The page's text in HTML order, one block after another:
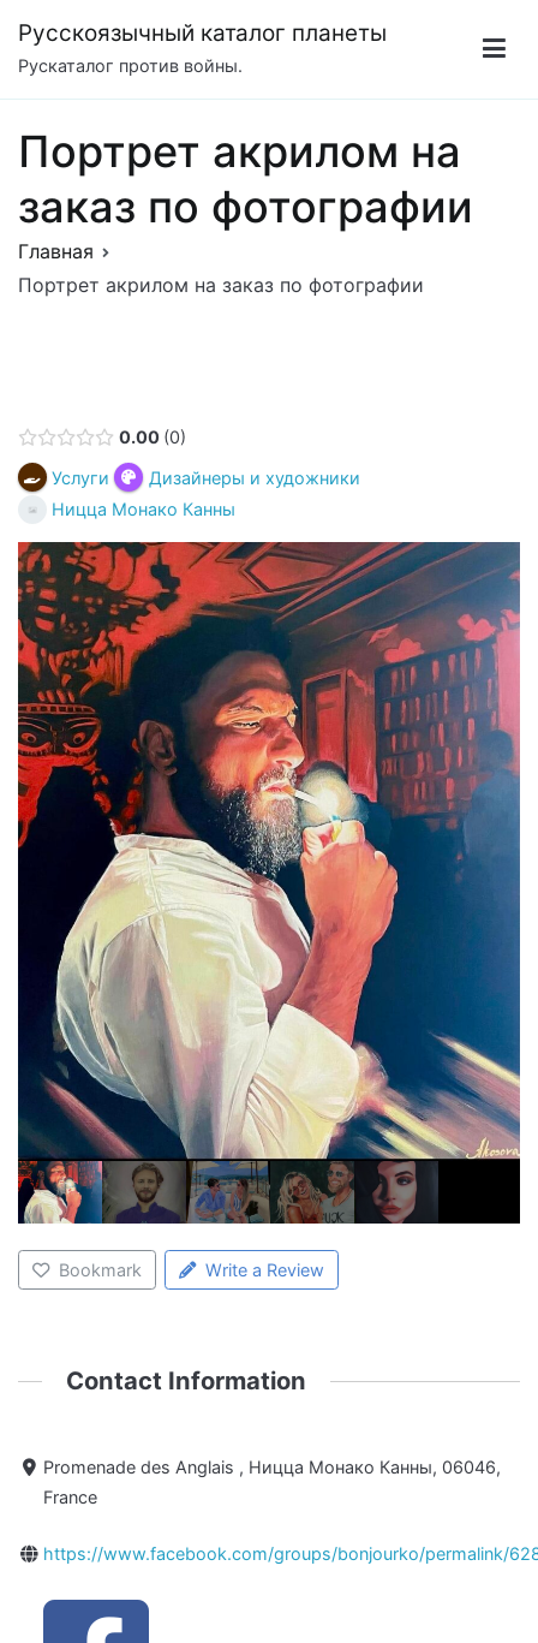
содержимому
Русскоязычный каталог планеты
Рускаталог против войны.
Портрет акрилом на
заказ по фотографии
Главная
Портрет акрилом на заказ по фотографии
0.00 0
Услуги
Дизайнеры и художники
Ницца Монако Канны
Bookmark Write a Review
Contact Information
Promenade des Anglais , Ницца Монако Канны, 06046,
France
https://www.facebook.com/groups/bonjourko/permalink/